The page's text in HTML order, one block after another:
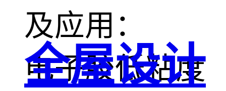
及应用：
电子胶低粘度
全屋设计